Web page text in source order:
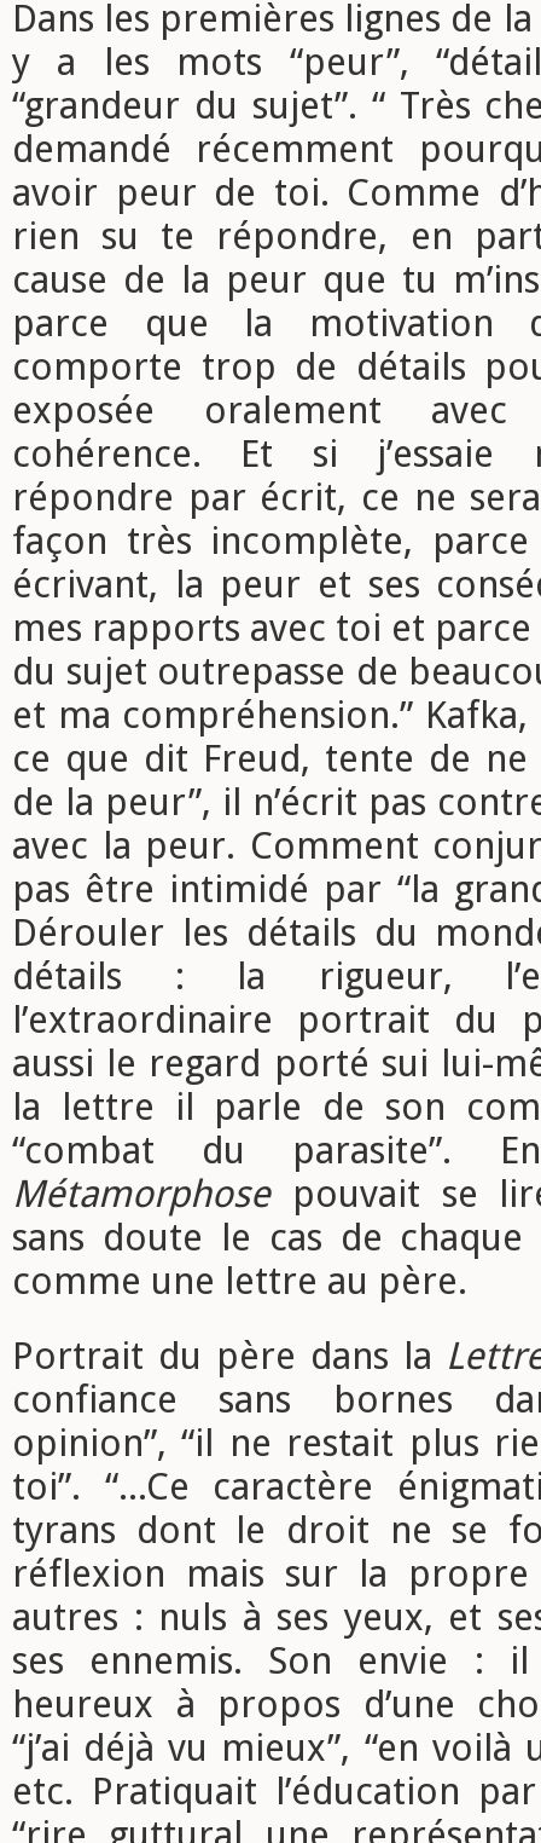
Dans les premières lignes de la
y a les mots “peur”,
“grandeur du sujet”. “ Très
demandé récemment
avoir peur de toi. Comme
rien su te répondre, en
cause de la peur que tu
parce que la motivation
comporte trop de détails
exposée oralement
cohérence. Et si j’essaie
répondre par écrit, ce ne
façon très incomplète,
écrivant, la peur et ses
mes rapports avec toi et
du sujet outrepasse de
et ma compréhension.”
ce que dit Freud, tente de ne
de la peur”, il n’écrit pas
avec la peur. Comment
pas être intimidé par “la
Dérouler les détails du
détails : la rigueur,
l’extraordinaire portrait du
aussi le regard porté sui lui-
la lettre il parle de son
“combat du parasite”.
Métamorphosepouvait se
sans doute le cas de
comme une lettre au père.
Portrait du père dans la
confiance sans bornes
opinion”, “il ne restait plus
toi”. “...Ce caractère
tyrans dont le droit ne se
réflexion mais sur la propre
autres : nuls à ses yeux, et
ses ennemis. Son envie : il
heureux à propos d’une
“j’ai déjà vu mieux”, “en voilà
etc. Pratiquait l’éducation
“rire guttural une